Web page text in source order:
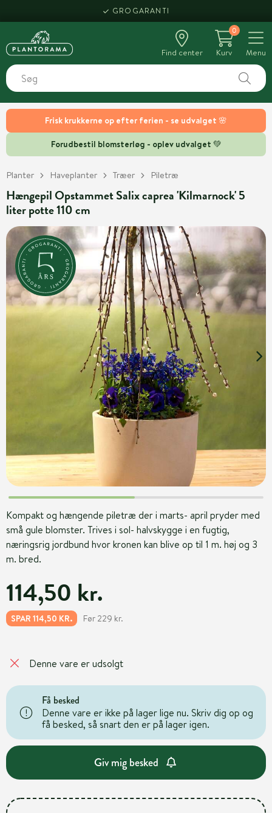
Frisk krukkerne op efter ferien - se udvalget 🌸
Forudbestil blomsterløg - oplev udvalget 💚
GROGARANTI
Find center
0
Kurv
Menu
Planter Haveplanter Træer Piletræ
Hængepil Opstammet Salix caprea 'Kilmarnock' 5
liter potte 110 cm
Kompakt og hængende piletræ der i marts- april pryder med
små gule blomster. Trives i sol- halvskygge i en fugtig,
næringsrig jordbund hvor kronen kan blive op til 1 m. høj og 3
m. bred.
114,50 kr.
SPAR 114,50 KR. Før 229 kr.
Denne vare er udsolgt
Få besked
Denne vare er ikke på lager lige nu. Skriv dig op og
få besked, så snart den er på lager igen.
Giv mig besked